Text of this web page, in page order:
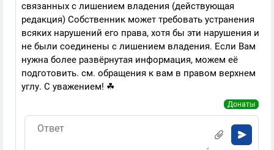
связанных с лишением владения (действующая
редакция) Собственник может требовать устранения
всяких нарушений его права, хотя бы эти нарушения и
не были соединены с лишением владения. Если Вам
нужна более развёрнутая информация, можем её
подготовить. см. обращения к вам в правом верхнем
углу. С уважением! ☘
Донаты